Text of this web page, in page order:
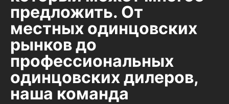
предложить. От
местных одинцовских
рынков до
профессиональных
одинцовских дилеров,
наша команда